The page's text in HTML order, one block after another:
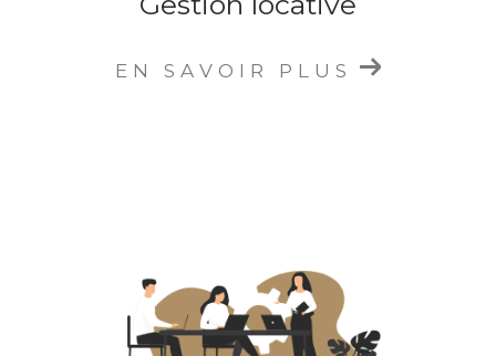
bien immobilier à Brignais
, dans l’Ouest
les tendances du marché actuel. L’estimation
est réalisée rapidement, afin de vous
permettre de prendre vos décisions en toute
EN SAVOIR PLUS